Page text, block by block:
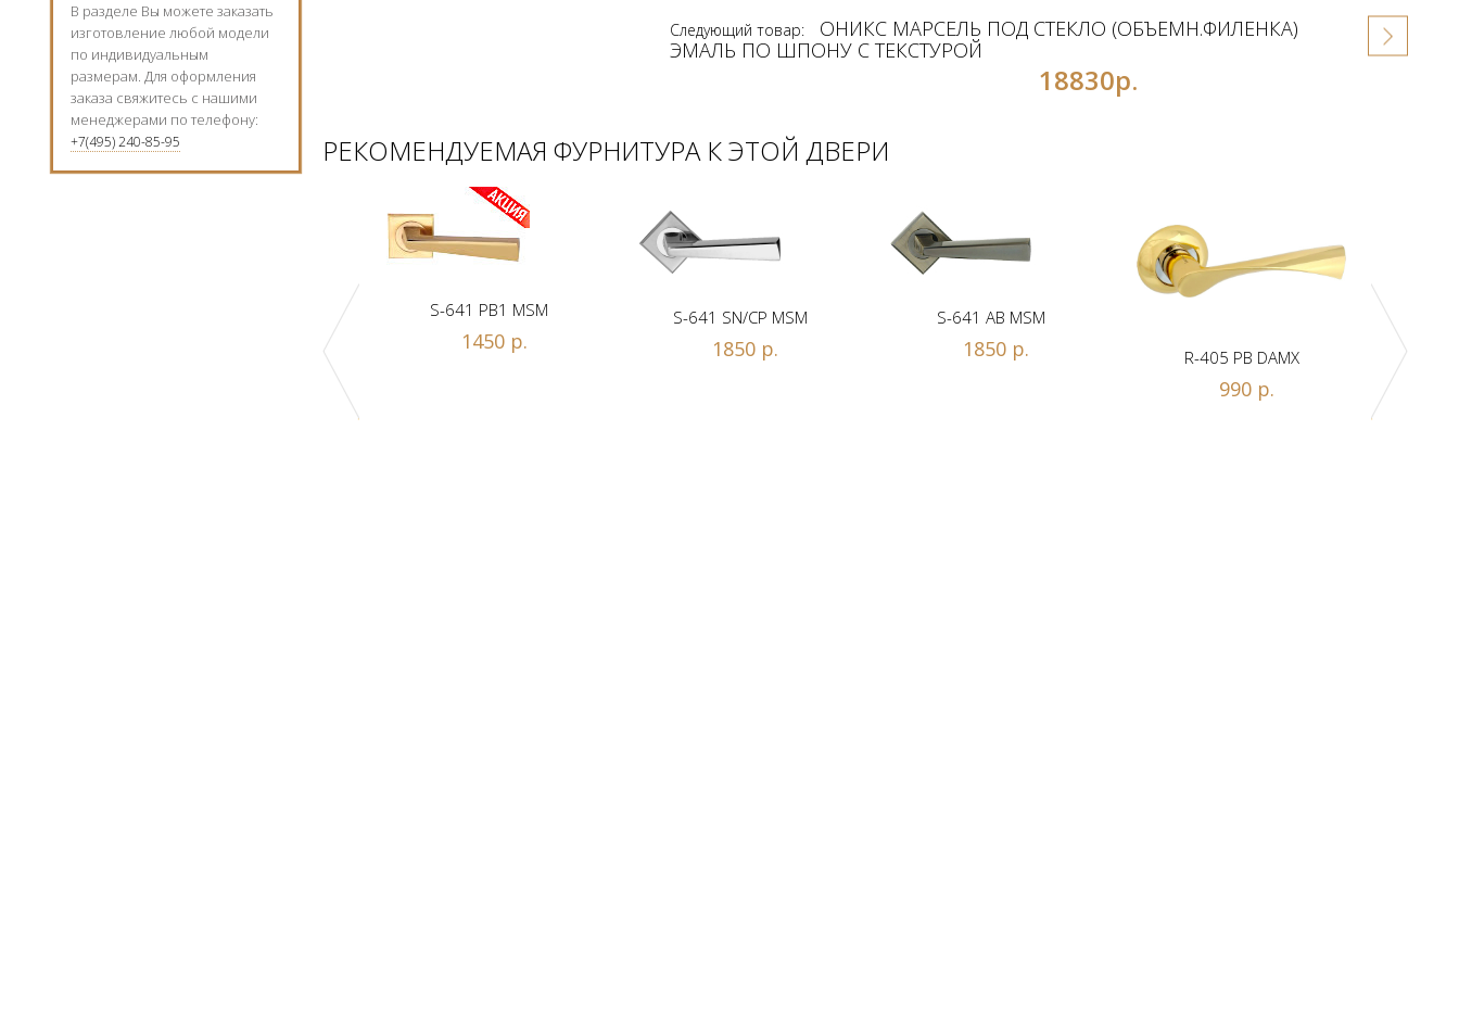
В разделе Вы можете заказать
изготовление любой модели
по индивидуальным
размерам. Для оформления
заказа свяжитесь с нашими
менеджерами по телефону:
+7(495) 240-85-95
Следующий товар:
ОНИКС МАРСЕЛЬ ПОД СТЕКЛО (ОБЪЕМН.ФИЛЕНКА)
ЭМАЛЬ ПО ШПОНУ С ТЕКСТУРОЙ
18830р.
РЕКОМЕНДУЕМАЯ ФУРНИТУРА К ЭТОЙ ДВЕРИ
S-641 PB1 MSM
1450 р.
S-641 SN/CP MSM
1850 р.
S-641 AB MSM
1850 р. R-405 PB DAMX
990 р.